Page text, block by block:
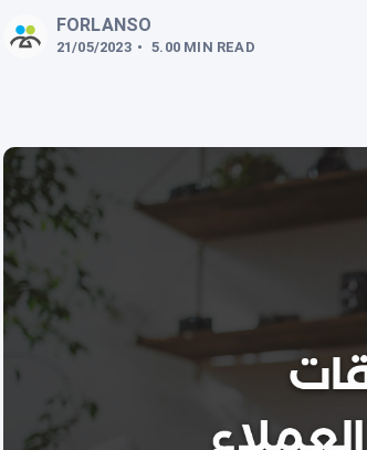
FORLANSO
21/05/2023 • 5.00 MIN READ